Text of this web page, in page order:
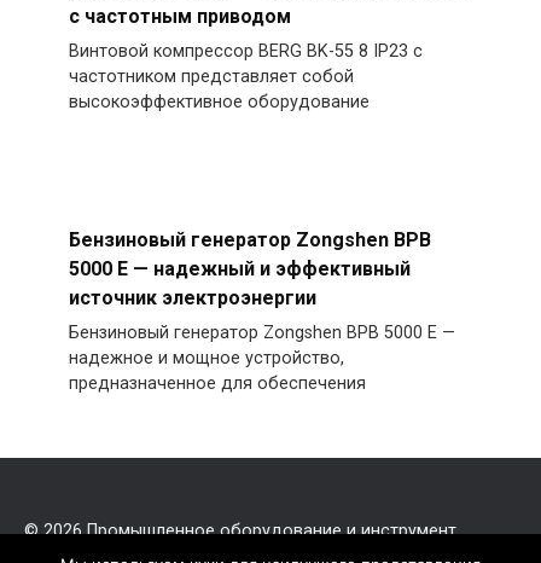
с частотным приводом
Винтовой компрессор BERG BK-55 8 IP23 с
частотником представляет собой
высокоэффективное оборудование
Бензиновый генератор Zongshen BPB
5000 E — надежный и эффективный
источник электроэнергии
Бензиновый генератор Zongshen BPB 5000 E —
надежное и мощное устройство,
предназначенное для обеспечения
© 2026Промышленное оборудование и инструмент
Обращаем ваше внимание на то, что данный интернет-